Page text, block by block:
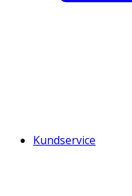
Kundservice